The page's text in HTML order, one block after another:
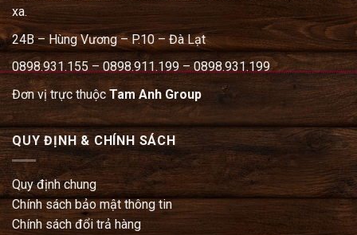
xa.
24B – Hùng Vương – P.10 – Đà Lạt
0898.931.155 – 0898.911.199 – 0898.931.199
Đơn vị trực thuộcTam Anh Group
QUY ĐỊNH & CHÍNH SÁCH
Quy định chung
Chính sách bảo mật thông tin
Chính sách đổi trả hàng